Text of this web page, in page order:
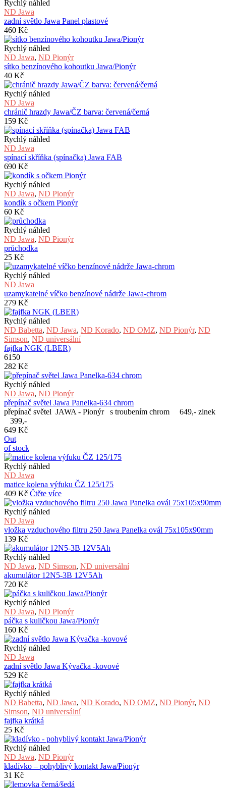
Rychlý náhled
ND Jawa
zadní světlo Jawa Panel plastové
460 Kč
Rychlý náhled
ND Jawa, ND Pionýr
sítko benzínového kohoutku Jawa/Pionýr
40 Kč
Rychlý náhled
ND Jawa
chránič hrazdy Jawa/ČZ barva: červená/černá
159 Kč
Rychlý náhled
ND Jawa
spínací skříňka (spínačka) Jawa FAB
690 Kč
Rychlý náhled
ND Jawa, ND Pionýr
kondík s očkem Pionýr
60 Kč
Rychlý náhled
ND Jawa, ND Pionýr
průchodka
25 Kč
Rychlý náhled
ND Jawa
uzamykatelné víčko benzínové nádrže Jawa-chrom
279 Kč
Rychlý náhled
ND Babetta, ND Jawa, ND Korado, ND OMZ, ND Pionýr, ND
Simson, ND universální
fajfka NGK (LBER)
6150
282 Kč
Rychlý náhled
ND Jawa, ND Pionýr
přepínač světel Jawa Panelka-634 chrom
přepínač světel JAWA - Pionýr s troubením chrom 649,- zinek
399,-
649 Kč
Out
of stock
Rychlý náhled
ND Jawa
matice kolena výfuku ČZ 125/175
409 Kč Čtěte více
Rychlý náhled
ND Jawa
vložka vzduchového filtru 250 Jawa Panelka ovál 75x105x90mm
139 Kč
Rychlý náhled
ND Jawa, ND Simson, ND universální
akumulátor 12N5-3B 12V5Ah
720 Kč
Rychlý náhled
ND Jawa, ND Pionýr
páčka s kuličkou Jawa/Pionýr
160 Kč
Rychlý náhled
ND Jawa
zadní světlo Jawa Kývačka -kovové
529 Kč
Rychlý náhled
ND Babetta, ND Jawa, ND Korado, ND OMZ, ND Pionýr, ND
Simson, ND universální
fajfka krátká
25 Kč
Rychlý náhled
ND Jawa, ND Pionýr
kladívko – pohyblivý kontakt Jawa/Pionýr
31 Kč